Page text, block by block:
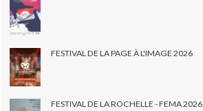
FESTIVAL DE LA PAGE À L'IMAGE 2026
FESTIVAL DE LA ROCHELLE - FEMA 2026